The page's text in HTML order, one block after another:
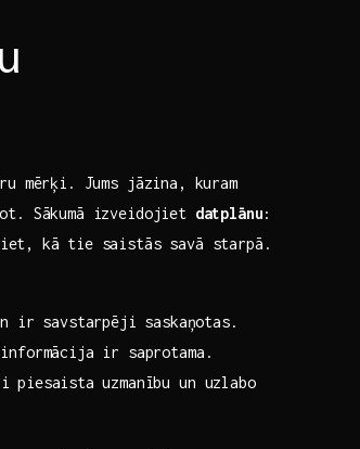
​Jums​ jāzina, kuram
Sākumā izveidojiet datplānu:
kā tie ⁤saistās savā starpā.
ir ​savstarpēji ⁤saskaņotas.
‌ir saprotama.
uzmanību un​ uzlabo⁣